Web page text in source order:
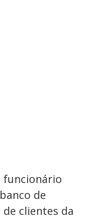
funcionário
de
clientes da